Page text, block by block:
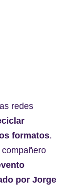
redes
formatos.
por Jorge